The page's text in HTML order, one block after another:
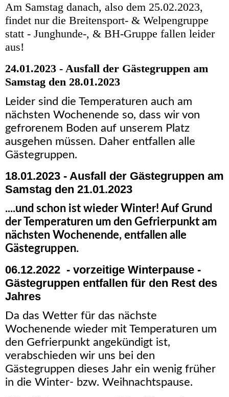
Am Samstag danach, also dem 25.02.2023,
findet nur die Breitensport- & Welpengruppe
statt - Junghunde-, & BH-Gruppe fallen leider
aus!
24.01.2023 - Ausfall der Gästegruppen am
Samstag den 28.01.2023
Leider sind die Temperaturen auch am
nächsten Wochenende so, dass wir von
gefrorenem Boden auf unserem Platz
ausgehen müssen. Daher entfallen alle
Gästegruppen.
18.01.2023 - Ausfall der Gästegruppen am
Samstag den 21.01.2023
....und schon ist wieder Winter! Auf Grund
der Temperaturen um den Gefrierpunkt am
nächsten Wochenende, entfallen alle
Gästegruppen.
06.12.2022 - vorzeitige Winterpause -
Gästegruppen entfallen für den Rest des
Jahres
Da das Wetter für das nächste
Wochenende wieder mit Temperaturen um
den Gefrierpunkt angekündigt ist,
verabschieden wir uns bei den
Gästegruppen dieses Jahr ein wenig früher
in die Winter- bzw. Weihnachtspause.